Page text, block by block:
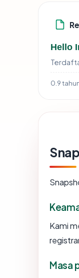
Hello
0.9
Kami
Masa